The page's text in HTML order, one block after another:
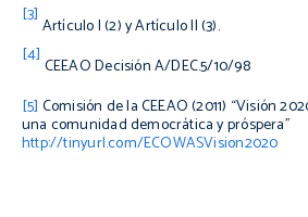
[3] Artículo I (2) y Artículo II (3).
[4] CEEAO Decisión A/DEC.5/10/98
[5] Comisión de la CEEAO (2011) “Visión
una comunidad democrática y próspera”
http://tinyurl.com/ECOWASVision2020